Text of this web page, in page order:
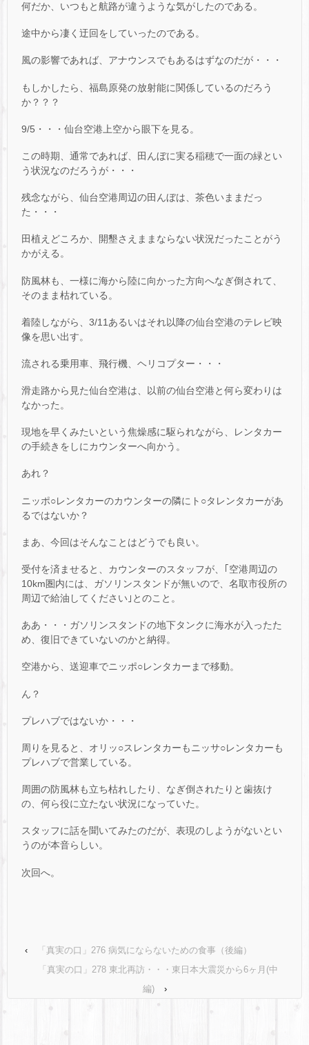
何だか、いつもと航路が違うような気がしたのである。
途中から凄く迂回をしていったのである。
風の影響であれば、アナウンスでもあるはずなのだが・・・
もしかしたら、福島原発の放射能に関係しているのだろう
か？？？
9/5・・・仙台空港上空から眼下を見る。
この時期、通常であれば、田んぼに実る稲穂で一面の緑とい
う状況なのだろうが・・・
残念ながら、仙台空港周辺の田んぼは、茶色いままだっ
た・・・
田植えどころか、開墾さえままならない状況だったことがう
かがえる。
防風林も、一様に海から陸に向かった方向へなぎ倒されて、
そのまま枯れている。
着陸しながら、3/11あるいはそれ以降の仙台空港のテレビ映
像を思い出す。
流される乗用車、飛行機、ヘリコプター・・・
滑走路から見た仙台空港は、以前の仙台空港と何ら変わりは
なかった。
現地を早くみたいという焦燥感に駆られながら、レンタカー
の手続きをしにカウンターへ向かう。
あれ？
ニッポ○レンタカーのカウンターの隣にト○タレンタカーがあ
るではないか？
まあ、今回はそんなことはどうでも良い。
受付を済ませると、カウンターのスタッフが、｢空港周辺の
10km圏内には、ガソリンスタンドが無いので、名取市役所の
周辺で給油してください｣とのこと。
ああ・・・ガソリンスタンドの地下タンクに海水が入ったた
め、復旧できていないのかと納得。
空港から、送迎車でニッポ○レンタカーまで移動。
ん？
プレハブではないか・・・
周りを見ると、オリッ○スレンタカーもニッサ○レンタカーも
プレハブで営業している。
周囲の防風林も立ち枯れしたり、なぎ倒されたりと歯抜け
の、何ら役に立たない状況になっていた。
スタッフに話を聞いてみたのだが、表現のしようがないとい
うのが本音らしい。
次回へ。
‹
「真実の口」276 病気にならないための食事（後編）
「真実の口」278 東北再訪・・・東日本大震災から6ヶ月(中
編)
›